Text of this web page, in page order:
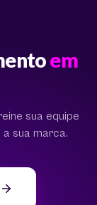
em
sua equipe
sua marca.